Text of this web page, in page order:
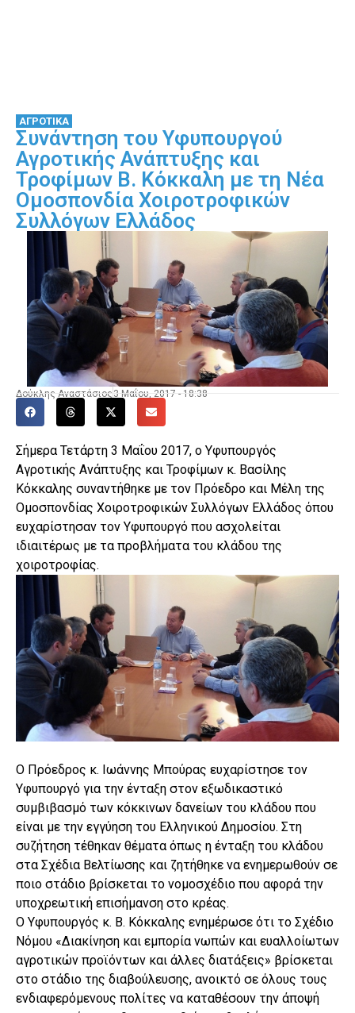
ΑΓΡΟΤΙΚΑ
Συνάντηση του Υφυπουργού
Αγροτικής Ανάπτυξης και
Τροφίμων Β. Κόκκαλη με τη Νέα
Ομοσπονδία Χοιροτροφικών
Συλλόγων Ελλάδος
Δούκλης Αναστάσιος 3 Μαΐου, 2017 - 18:38
Σήμερα Τετάρτη 3 Μαΐου 2017, ο Υφυπουργός
Αγροτικής Ανάπτυξης και Τροφίμων κ. Βασίλης
Κόκκαλης συναντήθηκε με τον Πρόεδρο και Μέλη της
Ομοσπονδίας Χοιροτροφικών Συλλόγων Ελλάδος όπου
ευχαρίστησαν τον Υφυπουργό που ασχολείται
ιδιαιτέρως με τα προβλήματα του κλάδου της
χοιροτροφίας.
Ο Πρόεδρος κ. Ιωάννης Μπούρας ευχαρίστησε τον
Υφυπουργό για την ένταξη στον εξωδικαστικό
συμβιβασμό των κόκκινων δανείων του κλάδου που
είναι με την εγγύηση του Ελληνικού Δημοσίου. Στη
συζήτηση τέθηκαν θέματα όπως η ένταξη του κλάδου
στα Σχέδια Βελτίωσης και ζητήθηκε να ενημερωθούν σε
ποιο στάδιο βρίσκεται το νομοσχέδιο που αφορά την
υποχρεωτική επισήμανση στο κρέας.
Ο Υφυπουργός κ. Β. Κόκκαλης ενημέρωσε ότι το Σχέδιο
Νόμου «Διακίνηση και εμπορία νωπών και ευαλλοίωτων
αγροτικών προϊόντων και άλλες διατάξεις» βρίσκεται
στο στάδιο της διαβούλευσης, ανοικτό σε όλους τους
ενδιαφερόμενους πολίτες να καταθέσουν την άποψή